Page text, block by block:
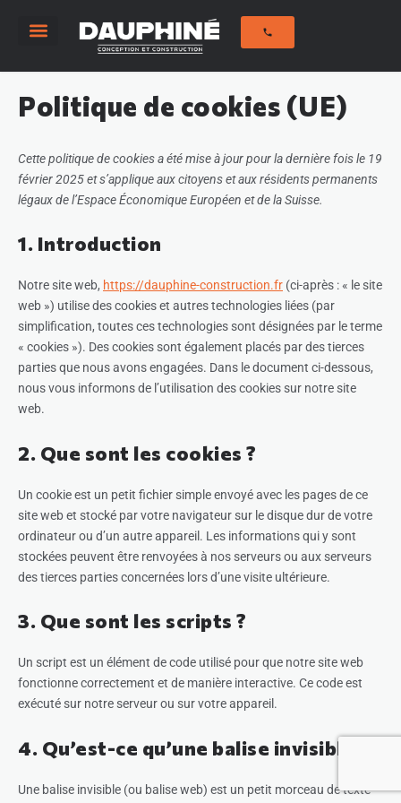
Politique de cookies (UE)
Cette politique de cookies a été mise à jour pour la dernière fois le 19
février 2025 et s’applique aux citoyens et aux résidents permanents
légaux de l’Espace Économique Européen et de la Suisse.
1. Introduction
Notre site web, https://dauphine-construction.fr (ci-après : « le site
web ») utilise des cookies et autres technologies liées (par
simplification, toutes ces technologies sont désignées par le terme
« cookies »). Des cookies sont également placés par des tierces
parties que nous avons engagées. Dans le document ci-dessous,
nous vous informons de l’utilisation des cookies sur notre site
web.
2. Que sont les cookies ?
Un cookie est un petit fichier simple envoyé avec les pages de ce
site web et stocké par votre navigateur sur le disque dur de votre
ordinateur ou d’un autre appareil. Les informations qui y sont
stockées peuvent être renvoyées à nos serveurs ou aux serveurs
des tierces parties concernées lors d’une visite ultérieure.
3. Que sont les scripts ?
Un script est un élément de code utilisé pour que notre site web
fonctionne correctement et de manière interactive. Ce code est
exécuté sur notre serveur ou sur votre appareil.
4. Qu’est-ce qu’une balise invisible ?
Une balise invisible (ou balise web) est un petit morceau de texte